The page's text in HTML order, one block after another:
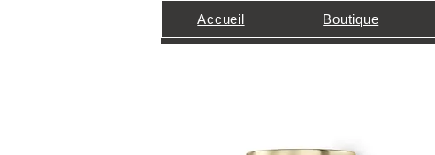
Accueil Boutique